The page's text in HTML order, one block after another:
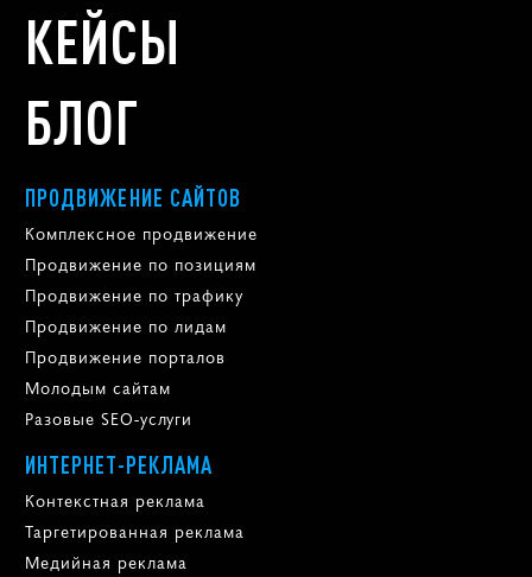
КЕЙСЫ
БЛОГ
ПРОДВИЖЕНИЕ САЙТОВ
Комплексное продвижение
Продвижение по позициям
Продвижение по трафику
Продвижение по лидам
Продвижение порталов
Молодым сайтам
Разовые SEO-услуги
ИНТЕРНЕТ-РЕКЛАМА
Контекстная реклама
Таргетированная реклама
Медийная реклама